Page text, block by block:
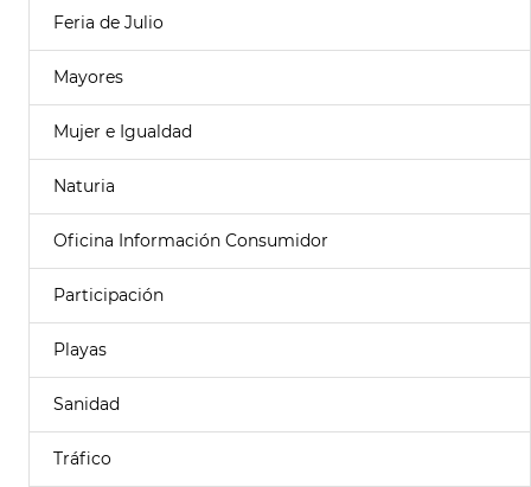
Feria de Julio
Mayores
Mujer e Igualdad
Naturia
Oficina Información Consumidor
Participación
Playas
Sanidad
Tráfico